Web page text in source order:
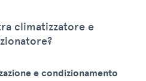
climatizzatore e
e condizionamento